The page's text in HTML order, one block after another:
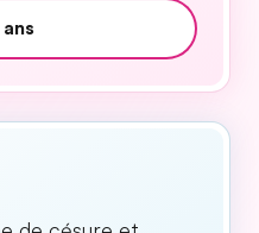
ans